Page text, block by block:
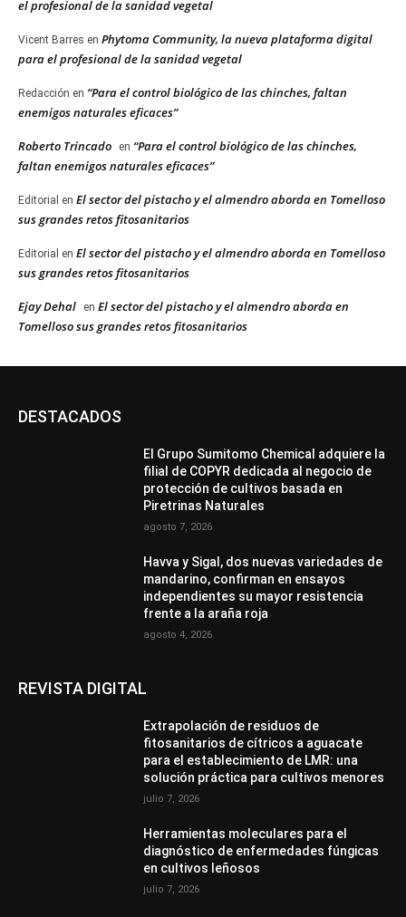
el profesional de la sanidad vegetal
Vicent Barres en Phytoma Community, la nueva plataforma digital
para el profesional de la sanidad vegetal
Redacción en “Para el control biológico de las chinches, faltan
enemigos naturales eficaces”
Roberto Trincado en “Para el control biológico de las chinches,
faltan enemigos naturales eficaces”
Editorial en El sector del pistacho y el almendro aborda en Tomelloso
sus grandes retos fitosanitarios
Editorial en El sector del pistacho y el almendro aborda en Tomelloso
sus grandes retos fitosanitarios
Ejay Dehal en El sector del pistacho y el almendro aborda en
Tomelloso sus grandes retos fitosanitarios
DESTACADOS
El Grupo Sumitomo Chemical adquiere la
filial de COPYR dedicada al negocio de
protección de cultivos basada en
Piretrinas Naturales
agosto 7, 2026
Havva y Sigal, dos nuevas variedades de
mandarino, confirman en ensayos
independientes su mayor resistencia
frente a la araña roja
agosto 4, 2026
REVISTA DIGITAL
Extrapolación de residuos de
fitosanitarios de cítricos a aguacate
para el establecimiento de LMR: una
solución práctica para cultivos menores
julio 7, 2026
Herramientas moleculares para el
diagnóstico de enfermedades fúngicas
en cultivos leñosos
julio 7, 2026